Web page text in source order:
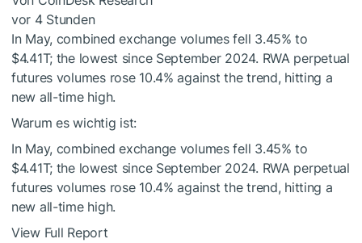
vor 4 Stunden
In May, combined exchange volumes fell 3.45% to
$4.41T; the lowest since September 2024. RWA perpetual
futures volumes rose 10.4% against the trend, hitting a
new all-time high.
Warum es wichtig ist:
In May, combined exchange volumes fell 3.45% to
$4.41T; the lowest since September 2024. RWA perpetual
futures volumes rose 10.4% against the trend, hitting a
new all-time high.
View Full Report